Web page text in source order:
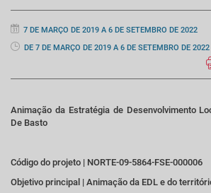
7 DE MARÇO DE 2019 A 6 DE SETEMBRO DE 2022
DE 7 DE MARÇO DE 2019 A 6 DE SETEMBRO DE 2022
Animação da Estratégia de Desenvolvimento
De Basto
Código do projeto | NORTE-09-5864-FSE-000006
Objetivo principal | Animação da EDL e do